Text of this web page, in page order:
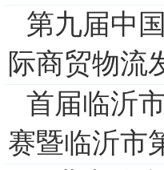
第九届中
际商贸物流
首届临沂
赛暨临沂市